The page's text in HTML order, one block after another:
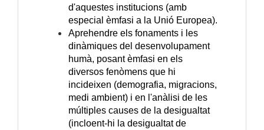
d'aquestes institucions (amb
especial èmfasi a la Unió Europea).
Aprehendre els fonaments i les
dinàmiques del desenvolupament
humà, posant èmfasi en els
diversos fenòmens que hi
incideixen (demografia, migracions,
medi ambient) i en l'anàlisi de les
múltiples causes de la desigualtat
(incloent-hi la desigualtat de